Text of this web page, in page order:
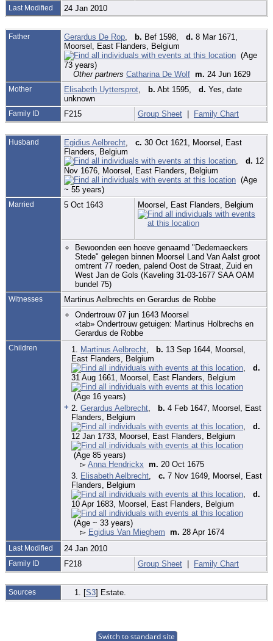
Last Modified 24 Jan 2010
Father Gerardus De Rop b. Bef 1598, d. 8 Mar 1671,
Moorsel, East Flanders, Belgium
(Age
73 years)
Other partners Catharina De Wolf m. 24 Jun 1629
Mother Elisabeth Uyttersprot b. Abt 1595, d. Yes, date
unknown
Family ID F215 Group Sheet | Family Chart
Husband Egidius Aelbrecht c. 30 Oct 1621, Moorsel, East
Flanders, Belgium
d. 12
Nov 1676, Moorsel, East Flanders, Belgium
(Age
~ 55 years)
Married 5 Oct 1643 Moorsel, East Flanders, Belgium
Bewoonden een hoeve genaamd "Dedemaeckers
Stede" gelegen binnen Moorsel Land Van Aalst groot
omtrent 77 roeden, palend Oost de Straat, Zuid en
West Jan de Gols (Kaveling 31-03-1677 SAA OAM
bundel 75)
Witnesses
Martinus Aelbrechts en Gerardus de Robbe
Ondertrouw 07 jun 1643 Moorsel
«tab» Ondertrouw getuigen: Martinus Holbrechs en
Gerardus de Robbe
Children 1. Martinus Aelbrecht b. 13 Sep 1644, Moorsel,
East Flanders, Belgium
d.
31 Aug 1661, Moorsel, East Flanders, Belgium
(Age 16 years)
+ 2. Gerardus Aelbrecht b. 4 Feb 1647, Moorsel, East
Flanders, Belgium
d.
12 Jan 1733, Moorsel, East Flanders, Belgium
(Age 85 years)
▻ Anna Hendrickx m. 20 Oct 1675
3. Elisabeth Aelbrecht c. 7 Nov 1649, Moorsel, East
Flanders, Belgium
d.
10 Apr 1683, Moorsel, East Flanders, Belgium
(Age ~ 33 years)
▻ Egidius Van Mieghem m. 28 Apr 1674
Last Modified 24 Jan 2010
Family ID F218 Group Sheet | Family Chart
Sources [S3] Estate.
Switch to standard site